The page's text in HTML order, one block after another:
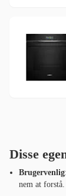
Disse
Brugervenlig
nem at forstå.